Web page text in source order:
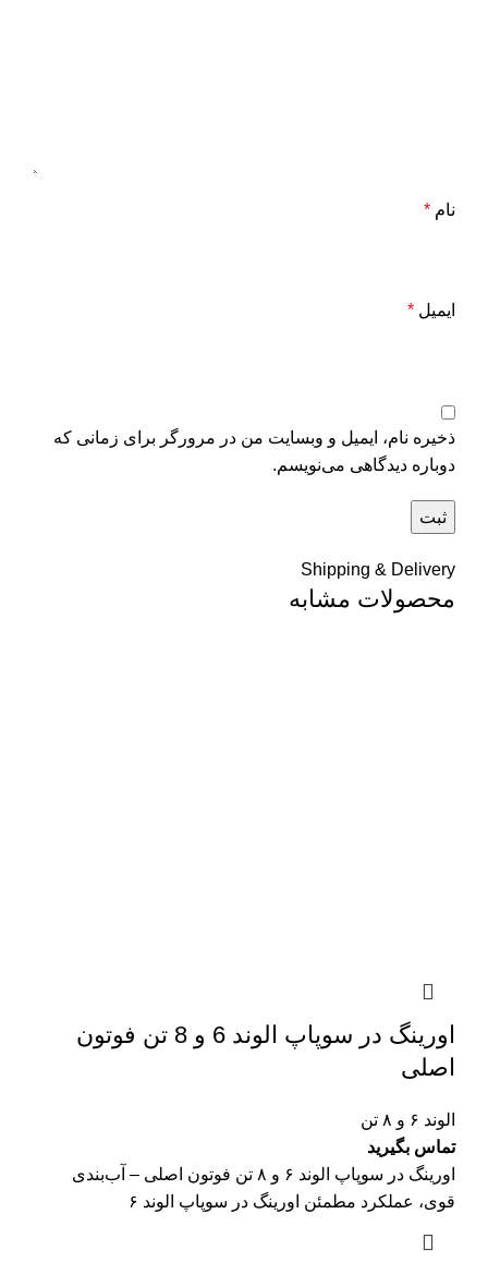
نام *
ایمیل *
ذخیره نام، ایمیل و وبسایت من در مرورگر برای زمانی که
دوباره دیدگاهی می‌نویسم.
Shipping & Delivery
محصولات مشابه
اورینگ در سوپاپ الوند 6 و 8 تن فوتون
اصلی
الوند ۶ و ۸ تن
تماس بگیرید
اورینگ در سوپاپ الوند ۶ و ۸ تن فوتون اصلی – آب‌بندی
قوی، عملکرد مطمئن اورینگ در سوپاپ الوند ۶